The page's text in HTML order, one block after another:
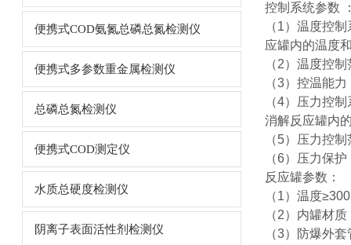
便携式COD氨氮总磷总氮检测仪
便携式多参数重金属检测仪
总磷总氮检测仪
便携式COD测定仪
水质总硬度检测仪
阴离子表面活性剂检测仪
控制系统参数
（1）温度控
应罐内的温度
（2）温度控
（3）控温能
（4）压力控
消解反应罐内
（5）压力控
（6）压力保
反应罐参数：
（1）温度
（2）内罐材
（3）防爆外